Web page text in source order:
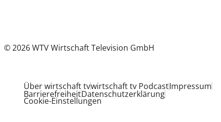
© 2026 WTV Wirtschaft Television GmbH
Über wirtschaft tvwirtschaft tv PodcastImpressum
BarrierefreiheitDatenschutzerklärung
Cookie-Einstellungen